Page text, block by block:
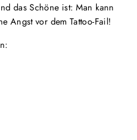
das Schöne ist: Man kann
Angst vor dem Tattoo-Fail!